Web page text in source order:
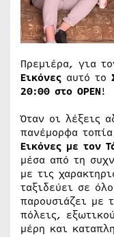
Πρεμιέρα, για
Εικόνες αυτό το
20:00 στο OPEN!
Όταν οι λέξεις
πανέμορφα
Εικόνες με τον
μέσα από τη
με τις
ταξιδεύει σε
παρουσιάζει με
πόλεις,
μέρη και